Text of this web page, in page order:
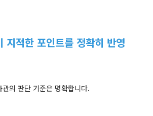
적한 포인트를 정확히 반영
관의 판단 기준은 명확합니다.